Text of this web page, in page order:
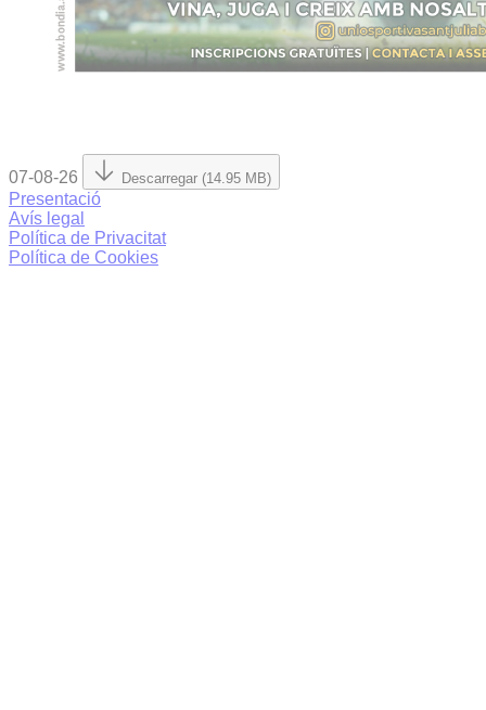
07-08-26 Descarregar (14.95 MB)
Presentació
Avís legal
Política de Privacitat
Política de Cookies